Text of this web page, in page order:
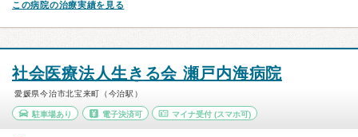
この病院の治療実績を見る
社会医療法人生きる会 瀬戸内海病院
愛媛県今治市北宝来町（今治駅）
駐車場あり 電子決済可 マイナ受付 (スマホ可)